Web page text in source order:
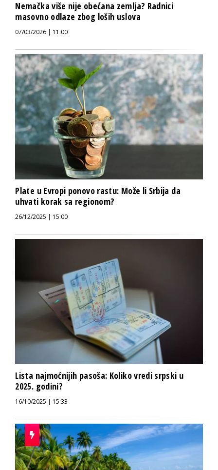
Nemačka više nije obećana zemlja? Radnici
masovno odlaze zbog loših uslova
07/03/2026 | 11:00
Plate u Evropi ponovo rastu: Može li Srbija da
uhvati korak sa regionom?
26/12/2025 | 15:00
Lista najmoćnijih pasoša: Koliko vredi srpski u
2025. godini?
16/10/2025 | 15:33